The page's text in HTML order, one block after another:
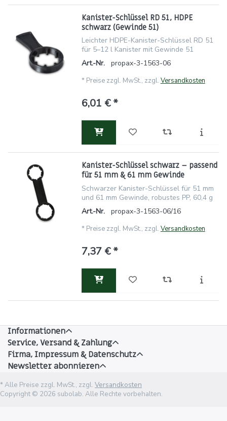
Kanister-Schlüssel RD 51, HDPE
schwarz (Gewinde 51)
Leichter HDPE-Kanister-Schlüssel RD 51
für 5–12 l Kanister mit Gewinde 51
Art.-Nr.
propax-3-1563-06
* Preise zzgl. MwSt., zzgl. Versandkosten
6,01 € *
Kanister-Schlüssel schwarz – passend
für 51 mm & 61 mm Gewinde
Schwarzer Kanister-Schlüssel für 51 mm
und 61 mm Gewinde, robustes PP, 60,4 g
Art.-Nr.
propax-3-1563-06/16
* Preise zzgl. MwSt., zzgl. Versandkosten
7,37 € *
Informationen
Service, Versand & Zahlung
Firma, Impressum & Datenschutz
Newsletter abonnieren
* Alle Preise zzgl. MwSt., zzgl. Versandkosten
Copyright © 2026 subolab. Alle Rechte vorbehalten.